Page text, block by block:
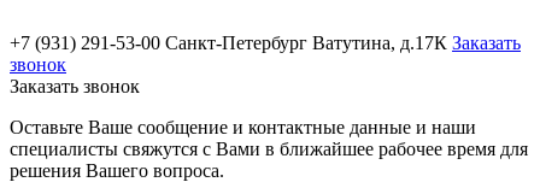
+7 (931) 291-53-00 Санкт-Петербург Ватутина, д.17К Заказать
звонок
Заказать звонок
Оставьте Ваше сообщение и контактные данные и наши
специалисты свяжутся с Вами в ближайшее рабочее время для
решения Вашего вопроса.